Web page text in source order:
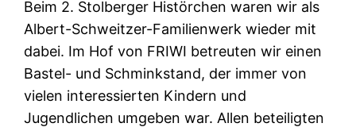
Beim 2. Stolberger Histörchen waren wir als
Albert-Schweitzer-Familienwerk wieder mit
dabei. Im Hof von FRIWI betreuten wir einen
Bastel- und Schminkstand, der immer von
vielen interessierten Kindern und
Jugendlichen umgeben war. Allen beteiligten